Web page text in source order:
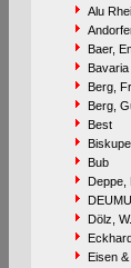
Alu
Baer,
Berg,
Berg,
Best
Bub
Deppe,
DEUMU
Dölz, W.
Eisen